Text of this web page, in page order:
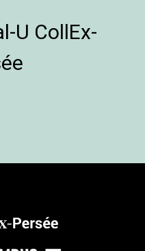
U CollEx-